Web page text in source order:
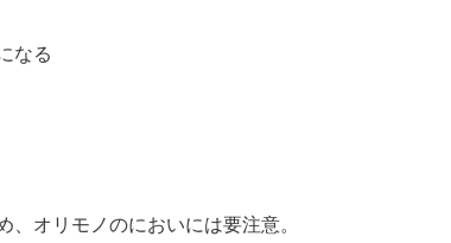
なる
オリモノのにおいには要注意。